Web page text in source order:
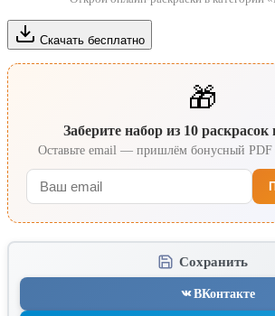
Скачать бесплатно
🎁
Заберите набор из 10 раскрасок
Оставьте email — пришлём бонусный PDF
Сохранить
ВКонтакте